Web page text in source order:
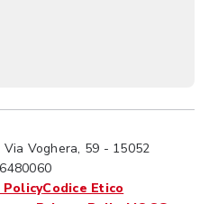
Via Voghera, 59 - 15052
PolicyCodice Etico